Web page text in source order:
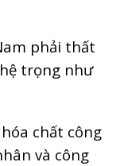
phải thất
trọng như
chất công
và công